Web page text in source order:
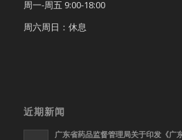
周一-周五 9:00-18:00
周六周日：休息
近期新闻
广东省药品监督管理局关于印发《广